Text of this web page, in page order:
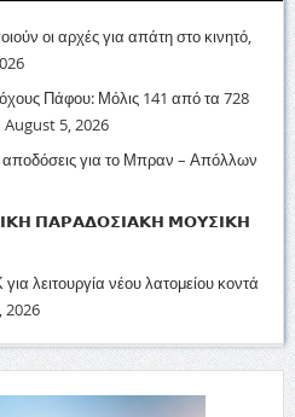
οι αρχές για απάτη στο κινητό,
Πάφου: Μόλις 141 από τα 728
August 5, 2026
για το Μπραν – Απόλλων
𝝥𝝖𝝦𝝖𝝙𝝤𝝨𝝞𝝖𝝟𝝜 𝝡𝝤𝝪𝝨𝝞𝝟𝝜
λειτουργία νέου λατομείου κοντά
2026